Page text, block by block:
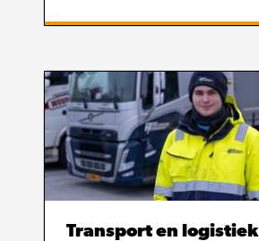
Transport en logistiek